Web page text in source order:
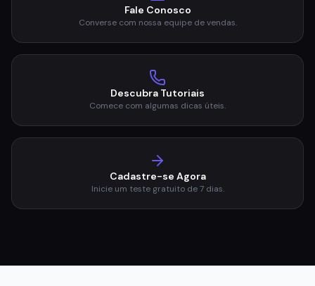
Descubra Tutoriais
Comece com algumas dicas úteis.
Cadastre-se Agora
Inicie um teste gratuito de 7 dias.